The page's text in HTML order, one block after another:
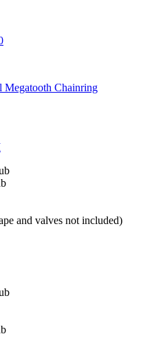
Megatooth Chainring
and valves not included)